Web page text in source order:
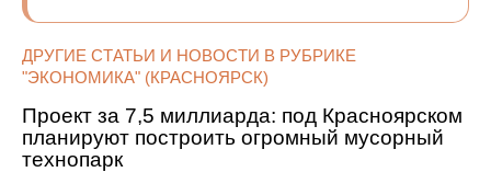
ДРУГИЕ СТАТЬИ И НОВОСТИ В РУБРИКЕ
"ЭКОНОМИКА" (КРАСНОЯРСК)
Проект за 7,5 миллиарда: под Красноярском
планируют построить огромный мусорный
технопарк